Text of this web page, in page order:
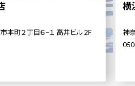
本町２丁目６−１ 高井ビル 2F
横
神